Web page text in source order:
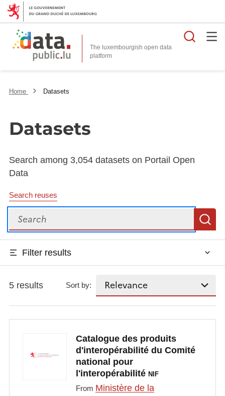
The luxembourgish open data
platform
Home Datasets
Datasets
Search among 3,054 datasets on Portail Open
Data
Search reuses
Search
Filter results
5 results Sort by:
Catalogue des produits
d'interopérabilité du Comité
national pour
l'interopérabilité NIF
From Ministère de la